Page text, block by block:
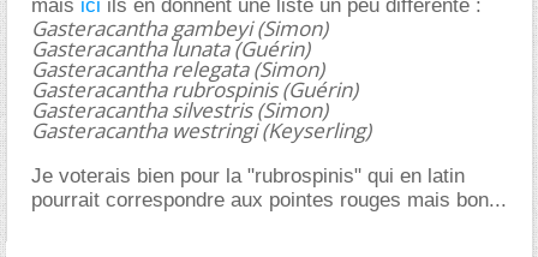
mais ici ils en donnent une liste un peu différente :
Gasteracantha gambeyi (Simon)
Gasteracantha lunata (Guérin)
Gasteracantha relegata (Simon)
Gasteracantha rubrospinis (Guérin)
Gasteracantha silvestris (Simon)
Gasteracantha westringi (Keyserling)
Je voterais bien pour la "rubrospinis" qui en latin
pourrait correspondre aux pointes rouges mais bon...